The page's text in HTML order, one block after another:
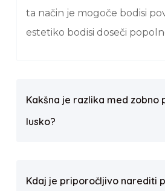
ta način je mogoče bodisi
estetiko bodisi doseči
Kakšna je razlika med zobno
lusko?
Kdaj je priporočljivo narediti